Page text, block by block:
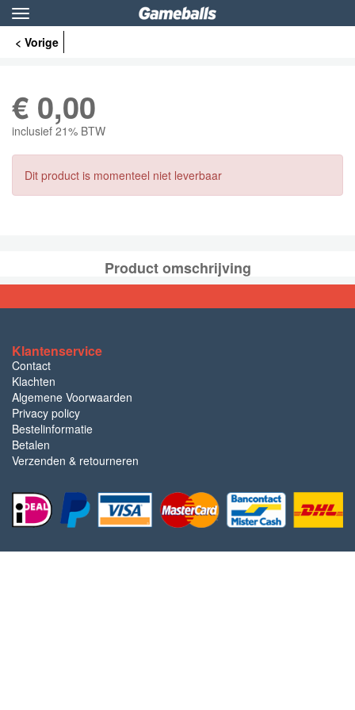
Toggle
navigation
< Vorige
€ 0,00
inclusief 21% BTW
Dit product is momenteel niet leverbaar
Product omschrijving
Klantenservice
Contact
Klachten
Algemene Voorwaarden
Privacy policy
Bestelinformatie
Betalen
Verzenden & retourneren